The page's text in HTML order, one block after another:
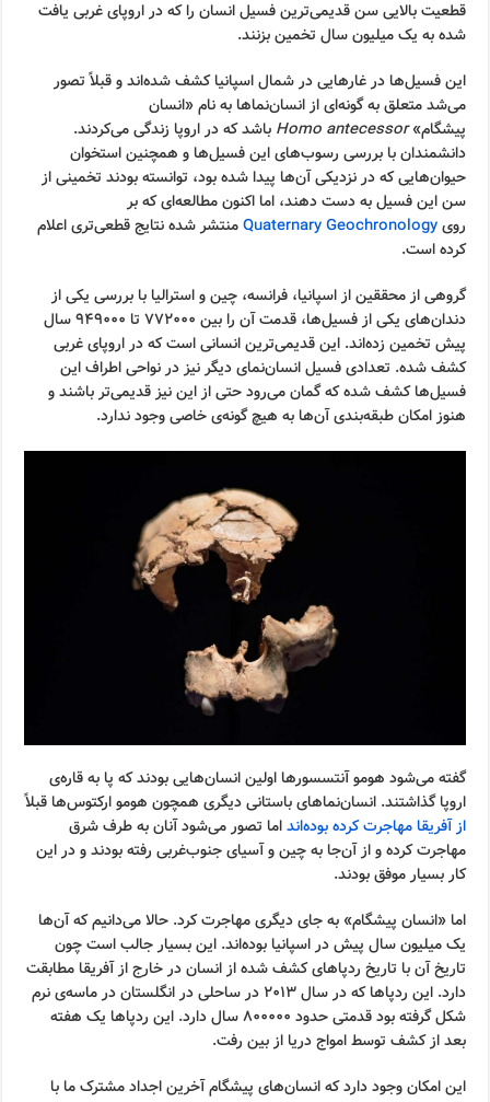
قطعیت بالایی سن قدیمی‌ترین فسیل انسان را که در اروپای غربی یافت
شده به یک میلیون سال تخمین بزنند.
این فسیل‌ها در غارهایی در شمال اسپانیا کشف شده‌اند و قبلاً تصور
می‌شد متعلق به گونه‌ای از انسان‌نماها به نام «انسان
پیشگام»
Homo antecessor
باشد که در اروپا زندگی می‌کردند.
دانشمندان با بررسی رسوب‌های این فسیل‌ها و همچنین استخوان
حیوان‌هایی که در نزدیکی آن‌ها پیدا شده بود، توانسته بودند تخمینی از
سن این فسیل به دست دهند، اما اکنون مطالعه‌ای که بر
رویQuaternary Geochronologyمنتشر شده نتایج قطعی‌تری اعلام
کرده است.
گروهی از محققین از اسپانیا، فرانسه، چین و استرالیا با بررسی یکی از
دندان‌های یکی از فسیل‌ها، قدمت آن را بین ۷۷۲۰۰۰ تا ۹۴۹۰۰۰ سال
پیش تخمین زده‌اند. این قدیمی‌ترین انسانی است که در اروپای غربی
کشف شده. تعدادی فسیل انسان‌نمای دیگر نیز در نواحی اطراف این
فسیل‌ها کشف شده که گمان می‌رود حتی از این نیز قدیمی‌تر باشند و
هنوز امکان طبقه‌بندی آن‌ها به هیچ گونه‌ی خاصی وجود ندارد.
گفته می‌شود هومو آنتسسورها اولین انسان‌هایی بودند که پا به قاره‌ی
اروپا گذاشتند. انسان‌نماهای باستانی دیگری همچون هومو ارکتوس‌ها قبلاً
از آفریقا مهاجرت کرده بوده‌انداما تصور می‌شود آنان به طرف شرق
مهاجرت کرده و از آن‌جا به چین و آسیای جنوب‌غربی رفته بودند و در این
کار بسیار موفق بودند.
اما «انسان پیشگام» به جای دیگری مهاجرت کرد. حالا می‌دانیم که آن‌ها
یک میلیون سال پیش در اسپانیا بوده‌اند. این بسیار جالب است چون
تاریخ آن با تاریخ ردپاهای کشف شده از انسان در خارج از آفریقا مطابقت
دارد. این ردپاها که در سال ۲۰۱۳ در ساحلی در انگلستان در ماسه‌ی نرم
شکل گرفته بود قدمتی حدود ۸۰۰۰۰۰ سال دارد. این ردپاها یک هفته
بعد از کشف توسط امواج دریا از بین رفت.
این امکان وجود دارد که انسان‌های پیشگام آخرین اجداد مشترک ما با